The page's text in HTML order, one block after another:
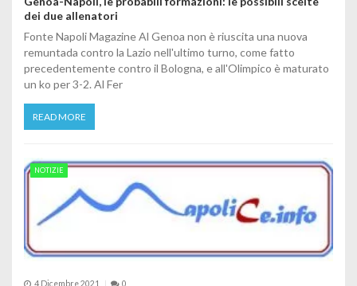
dei due allenatori
Fonte Napoli Magazine Al Genoa non è riuscita una nuova
remuntada contro la Lazio nell'ultimo turno, come fatto
precedentemente contro il Bologna, e all'Olimpico è maturato
un ko per 3-2. Al Fer
READ MORE
NOTIZIE
4 Dicembre 2021 0